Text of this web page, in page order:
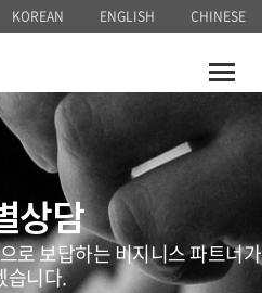
KOREAN ENGLISH CHINESE
Toggle
상담
로 보답하는 비지니스 파트너가
습니다.